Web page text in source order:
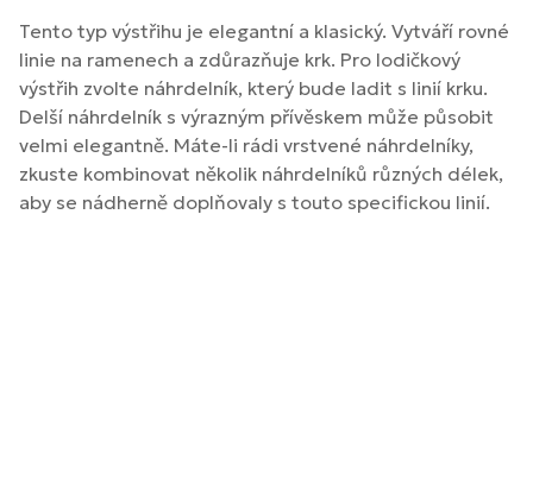
Tento typ výstřihu je elegantní a klasický. Vytváří rovné
linie na ramenech a zdůrazňuje krk. Pro lodičkový
výstřih zvolte náhrdelník, který bude ladit s linií krku.
Delší náhrdelník s výrazným přívěskem může působit
velmi elegantně. Máte-li rádi vrstvené náhrdelníky,
zkuste kombinovat několik náhrdelníků různých délek,
aby se nádherně doplňovaly s touto specifickou linií.